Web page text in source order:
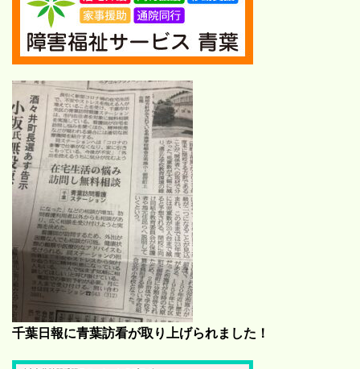
千葉日報に青葉訪看が取り上げられました！